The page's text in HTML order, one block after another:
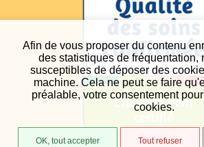
Afin de vous proposer du contenu
des statistiques de fréquentation,
susceptibles de déposer des
machine. Cela ne peut se faire
préalable, votre consentement
cookies.
OK, tout accepter Tout refuser